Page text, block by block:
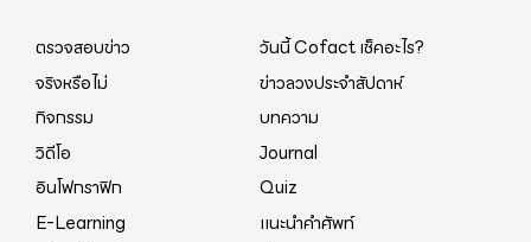
ตรวจสอบข่าว
วันนี้ Cofact เช็คอะไร?
จริงหรือไม่
ข่าวลวงประจำสัปดาห์
กิจกรรม
บทความ
วิดีโอ
Journal
อินโฟกราฟิก
Quiz
E-Learning
แนะนำคำศัพท์